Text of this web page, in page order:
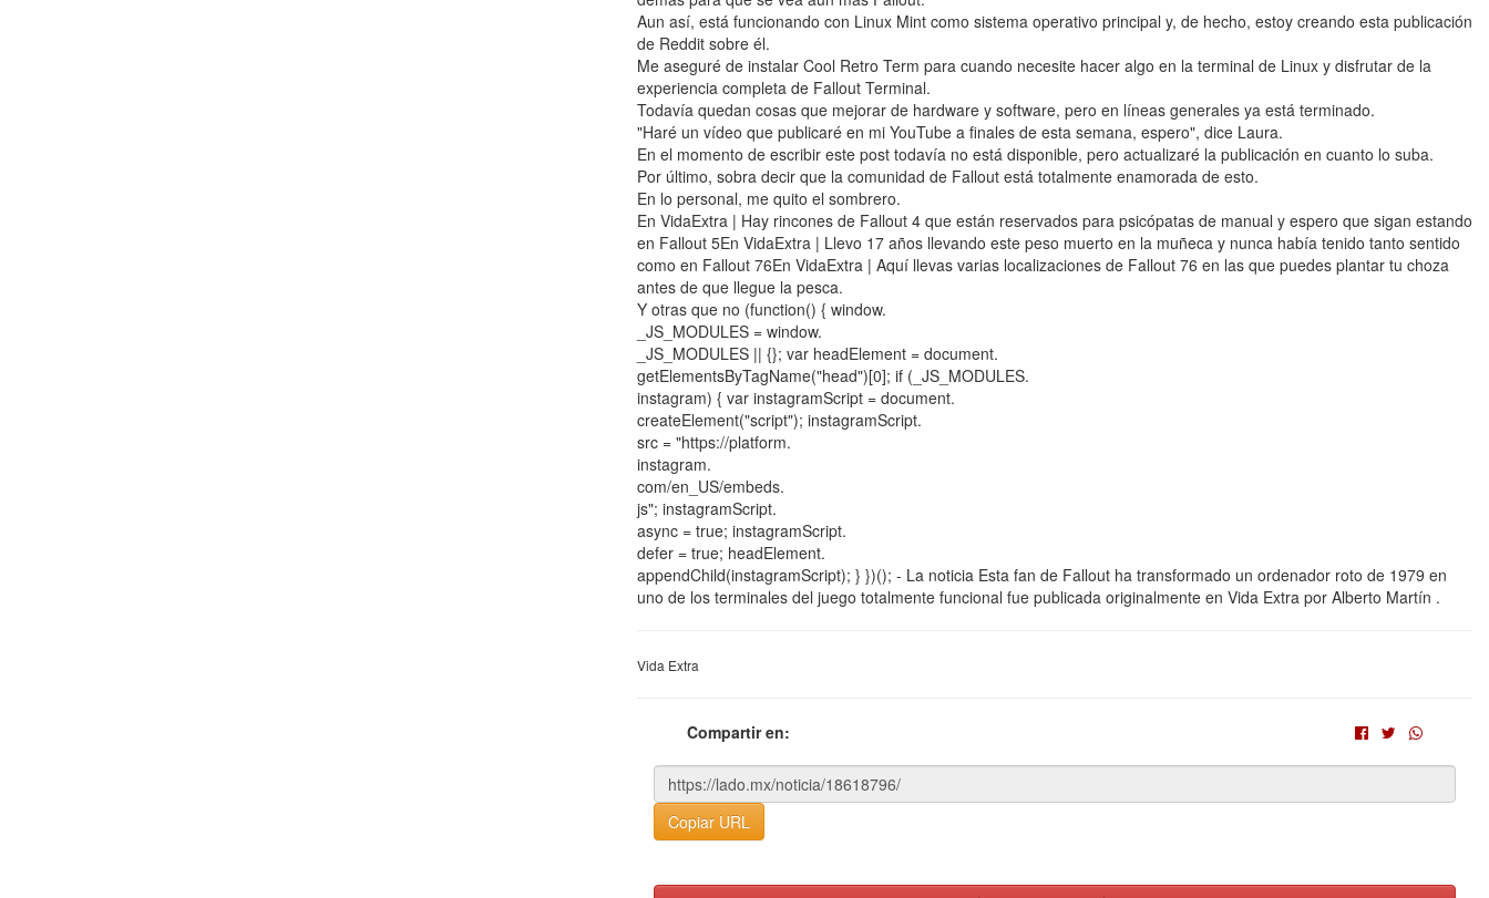
Aun así, está funcionando con Linux Mint como sistema operativo principal y, de hecho, estoy creando esta publicación
de Reddit sobre él.
Me aseguré de instalar Cool Retro Term para cuando necesite hacer algo en la terminal de Linux y disfrutar de la
experiencia completa de Fallout Terminal.
Todavía quedan cosas que mejorar de hardware y software, pero en líneas generales ya está terminado.
"Haré un vídeo que publicaré en mi YouTube a finales de esta semana, espero", dice Laura.
En el momento de escribir este post todavía no está disponible, pero actualizaré la publicación en cuanto lo suba.
Por último, sobra decir que la comunidad de Fallout está totalmente enamorada de esto.
En lo personal, me quito el sombrero.
En VidaExtra | Hay rincones de Fallout 4 que están reservados para psicópatas de manual y espero que sigan estando
en Fallout 5En VidaExtra | Llevo 17 años llevando este peso muerto en la muñeca y nunca había tenido tanto sentido
como en Fallout 76En VidaExtra | Aquí llevas varias localizaciones de Fallout 76 en las que puedes plantar tu choza
antes de que llegue la pesca.
Y otras que no (function() { window.
_JS_MODULES = window.
_JS_MODULES || {}; var headElement = document.
getElementsByTagName("head")[0]; if (_JS_MODULES.
instagram) { var instagramScript = document.
createElement("script"); instagramScript.
src = "https://platform.
instagram.
com/en_US/embeds.
js"; instagramScript.
async = true; instagramScript.
defer = true; headElement.
appendChild(instagramScript); } })(); - La noticia Esta fan de Fallout ha transformado un ordenador roto de 1979 en
uno de los terminales del juego totalmente funcional fue publicada originalmente en Vida Extra por Alberto Martín .
Vida Extra
Compartir en:
Copiar URL